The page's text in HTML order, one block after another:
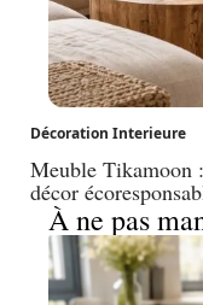
Décoration Interieure
Meuble Tikamoon
décor
À ne pas